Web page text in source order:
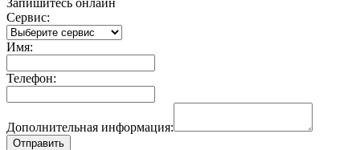
Сервис:
Имя:
Телефон:
Дополнительная информация: